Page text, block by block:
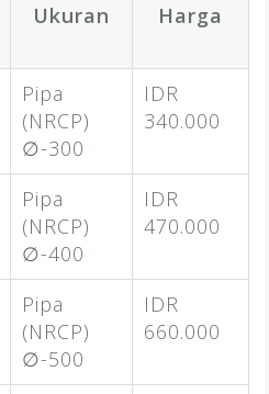
Ukuran Harga
Pipa
(NRCP)
∅-300
IDR
340.000
Pipa
(NRCP)
∅-400
IDR
470.000
Pipa
(NRCP)
∅-500
IDR
660.000